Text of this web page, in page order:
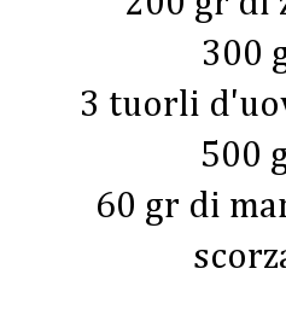
300
3 tuorli
500
60 gr di